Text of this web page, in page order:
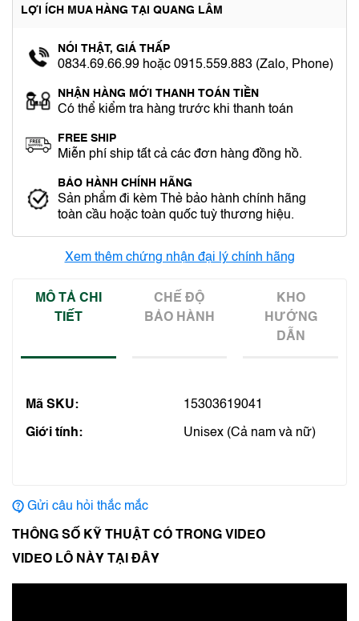
LỢI ÍCH MUA HÀNG TẠI QUANG LÂM
NÓI THẬT, GIÁ THẤP
0834.69.66.99 hoặc 0915.559.883 (Zalo, Phone)
NHẬN HÀNG MỚI THANH TOÁN TIỀN
Có thể kiểm tra hàng trước khi thanh toán
FREE SHIP
Miễn phí ship tất cả các đơn hàng đồng hồ.
BẢO HÀNH CHÍNH HÃNG
Sản phẩm đi kèm Thẻ bảo hành chính hãng
toàn cầu hoặc toàn quốc tuỳ thương hiệu.
Xem thêm chứng nhận đại lý chính hãng
MÔ TẢ CHI
TIẾT
CHẾ ĐỘ
BẢO HÀNH
KHO
HƯỚNG
DẪN
Mã SKU: 15303619041
Giới tính: Unisex (Cả nam và nữ)
Gửi câu hỏi thắc mắc
THÔNG SỐ KỸ THUẬT CÓ TRONG VIDEO
VIDEO LÔ NÀY TẠI ĐÂY